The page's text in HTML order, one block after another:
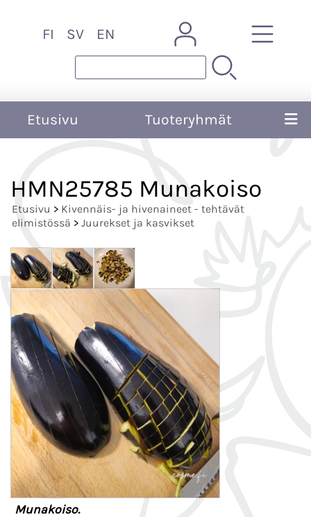
FI SV EN
Etusivu Tuoteryhmät
HMN25785 Munakoiso
Etusivu > Kivennäis- ja hivenaineet - tehtävät
elimistössä > Juurekset ja kasvikset
Munakoiso.